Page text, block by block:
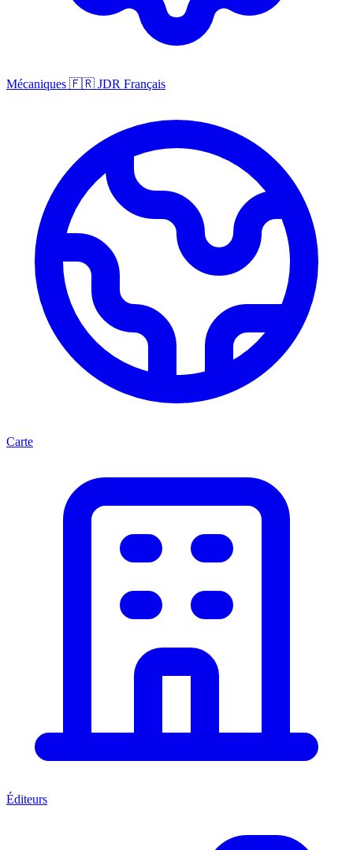
Mécaniques 🇫🇷 JDR Français
Carte
Éditeurs